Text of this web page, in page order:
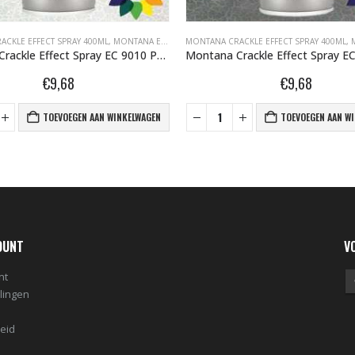
GRAFFITI SPUITBUSSEN
EFFECT SPRAY 400ML, MONTANA EFFECT SPRAY ,MONTANA GRAFFITI SPUITBUSSEN
Montana Crackle Effect Spray EC 9010 Pure White RAL 9010 400 ml 418488
€9,68
TOEVOEGEN AAN WINKELWAGEN
MONTANA CRACKLE EFFECT SPRAY 400ML,
€9,68
TOEVOEGEN AAN